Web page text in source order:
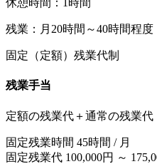
休憩時間：1時間
残業：月20時間～40時間程度
固定（定額）残業代制
残業手当
定額の残業代＋通常の残業代
固定残業時間 45時間 / 月
固定残業代 100,000円 ～